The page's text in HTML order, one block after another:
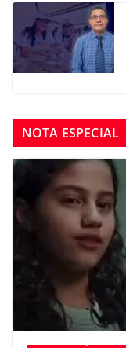
NOTA ESPECIAL